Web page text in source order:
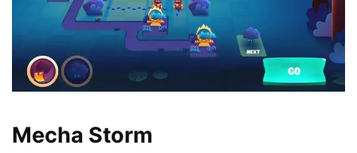
Mecha Storm